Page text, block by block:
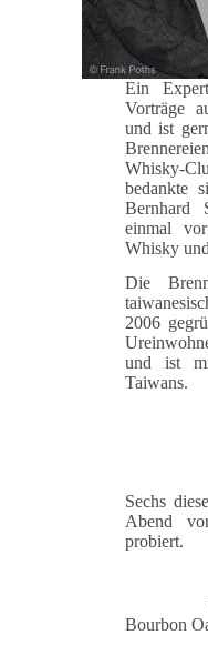
Ein
Vorträge
und ist
Whisky-
bedankte
Bernhard
einmal
Whisky
Die
2006
und ist
Taiwans.
Sechs
Abend
probiert.
Bourbon